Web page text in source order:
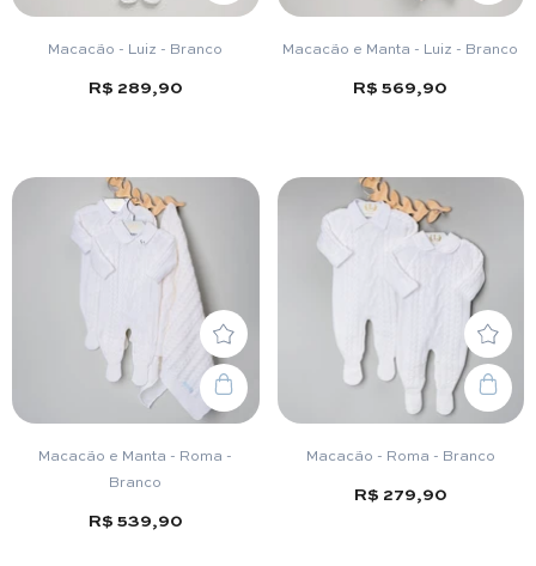
Macacão - Luiz - Branco
R$ 289,90
Macacão e Manta - Luiz - Branco
R$ 569,90
Macacão e Manta - Roma -
Branco
R$ 539,90
Macacão - Roma - Branco
R$ 279,90